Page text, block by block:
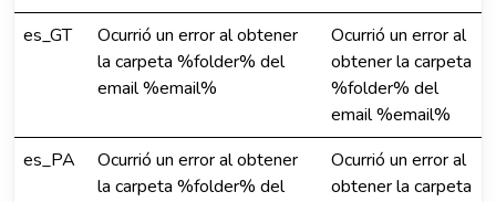
es_GT
Ocurrió un error al obtener
la carpeta %folder% del
email %email%
Ocurrió un error al
obtener la carpeta
%folder% del
email %email%
es_PA
Ocurrió un error al obtener
la carpeta %folder% del
Ocurrió un error al
obtener la carpeta